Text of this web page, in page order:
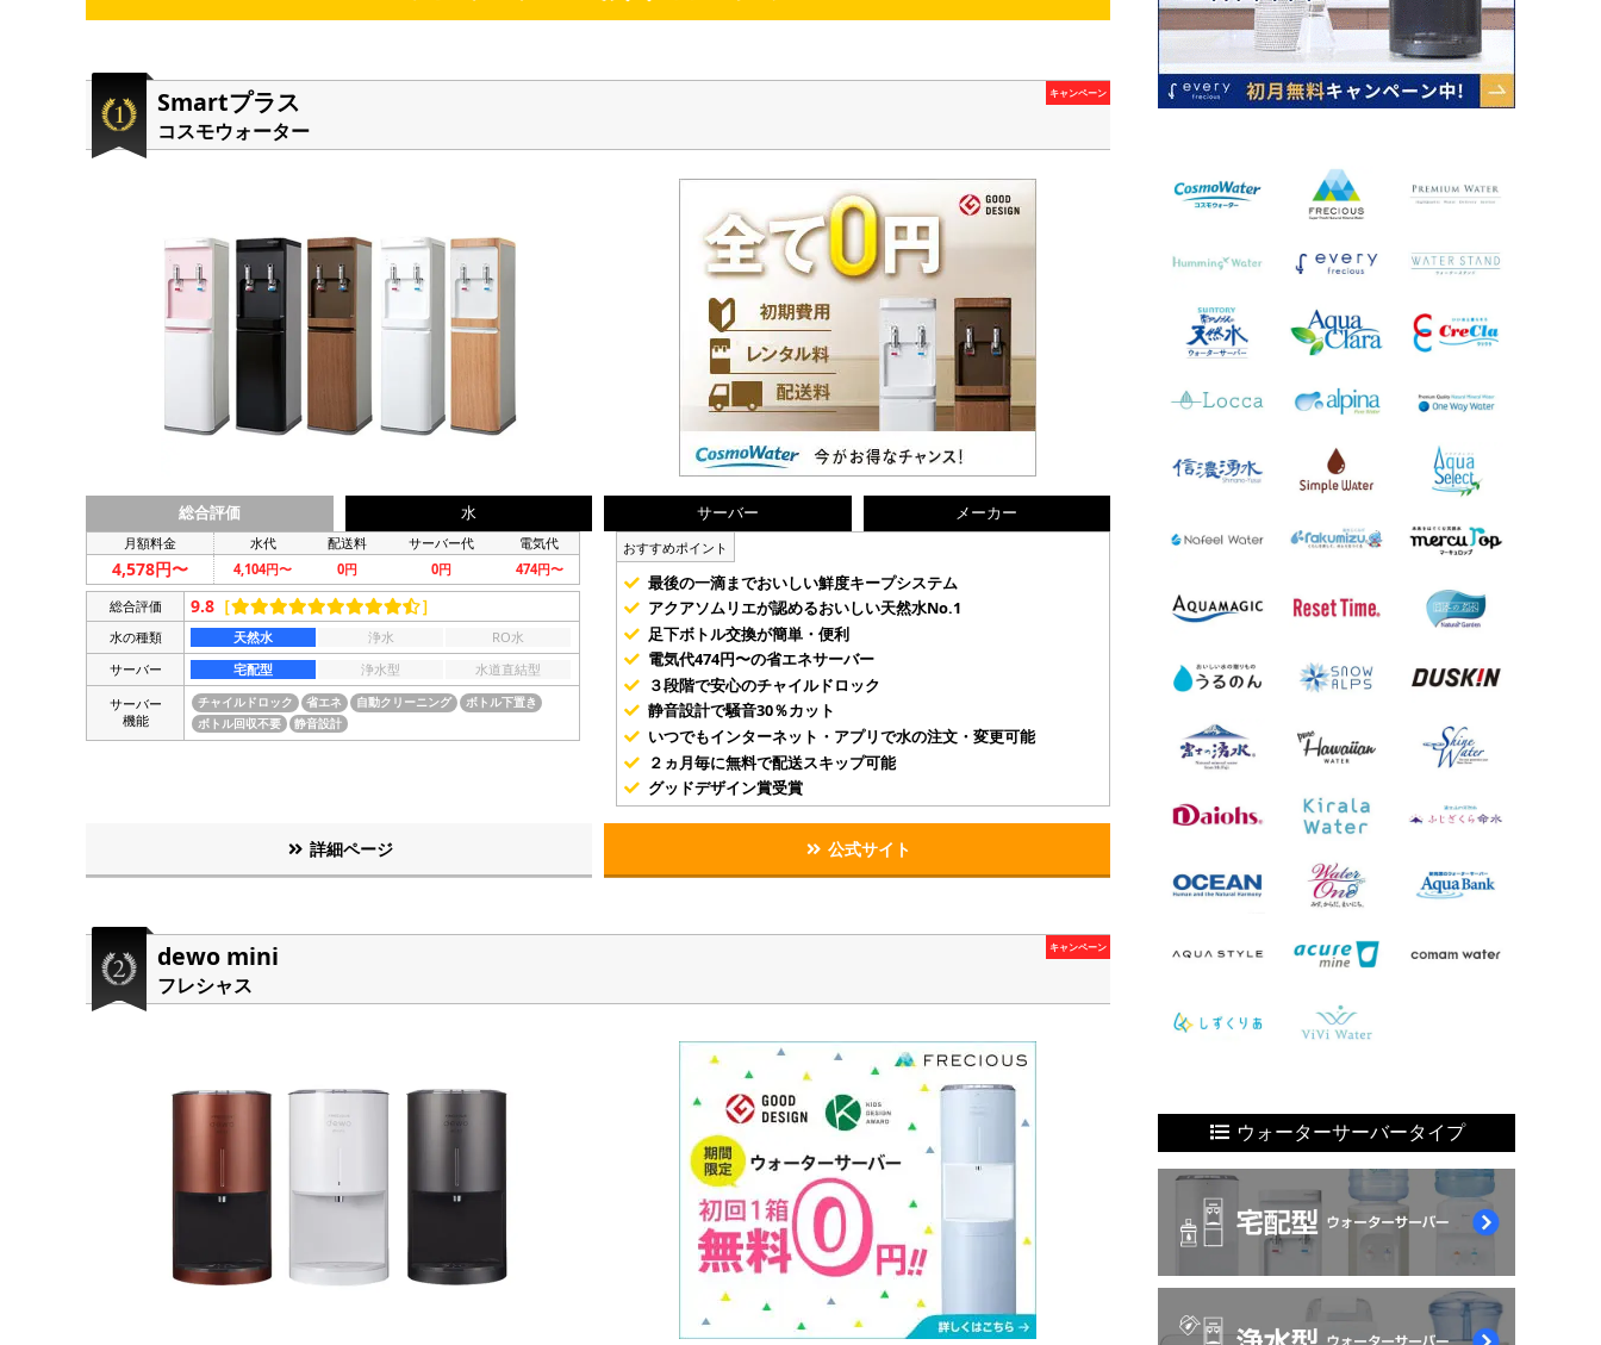
Smartプラス
コスモウォーター
キャンペーン
総合評価 水 サーバー メーカー
月額料金 水代 配送料 サーバー代 電気代
4,578円〜 4,104円〜 0円 0円 474円〜
総合評価 9.8 ［ ］
水の種類 天然水 浄水
RO水
サーバー
宅配型 浄水型
水道直結型
サーバー
機能
チャイルドロック 省エネ 自動クリーニング
ボトル下置き
ボトル回収不要
静音設計
おすすめポイント
最後の一滴までおいしい鮮度キープシステム
アクアソムリエが認めるおいしい天然水No.1
足下ボトル交換が簡単・便利
電気代474円〜の省エネサーバー
３段階で安心のチャイルドロック
静音設計で騒音30％カット
いつでもインターネット・アプリで水の注文・変更可能
２ヵ月毎に無料で配送スキップ可能
グッドデザイン賞受賞
詳細ページ 公式サイト
dewo mini
フレシャス
キャンペーン
ウォーターサーバータイプ